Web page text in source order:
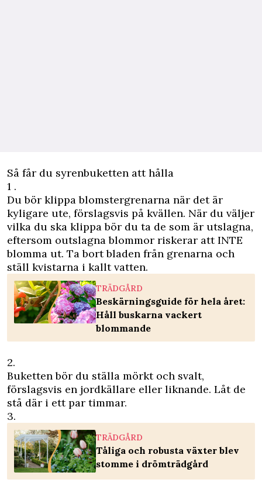
Så får du syrenbuketten att hålla
1 .
Du bör klippa blomstergrenarna när det är
kyligare ute, förslagsvis på kvällen. När du väljer
vilka du ska klippa bör du ta de som är utslagna,
eftersom outslagna blommor riskerar att INTE
blomma ut. Ta bort bladen från grenarna och
ställ kvistarna i kallt vatten.
TRÄDGÅRD
Beskärningsguide för hela året:
Håll buskarna vackert
blommande
2.
Buketten bör du ställa mörkt och svalt,
förslagsvis en jordkällare eller liknande. Låt de
stå där i ett par timmar.
3.
TRÄDGÅRD
Tåliga och robusta växter blev
stomme i drömträdgård